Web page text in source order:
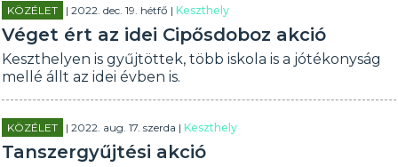
KÖZÉLET | 2022. dec. 19. hétfő |Keszthely
Véget ért az idei Cipősdoboz akció
Keszthelyen is gyűjtöttek, több iskola is a jótékonyság
mellé állt az idei évben is.
KÖZÉLET | 2022. aug. 17. szerda |Keszthely
Tanszergyűjtési akció